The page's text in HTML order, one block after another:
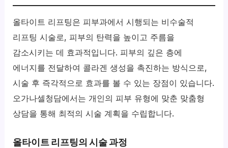
올타이트 리프팅은 피부과에서 시행되는 비수술적
리프팅 시술로, 피부의 탄력을 높이고 주름을
감소시키는 데 효과적입니다. 피부의 깊은 층에
에너지를 전달하여 콜라겐 생성을 촉진하는 방식으로,
시술 후 즉각적으로 효과를 볼 수 있는 장점이 있습니다.
오가나셀청담에서는 개인의 피부 유형에 맞춘 맞춤형
상담을 통해 최적의 시술 계획을 수립합니다.
올타이트 리프팅의 시술 과정